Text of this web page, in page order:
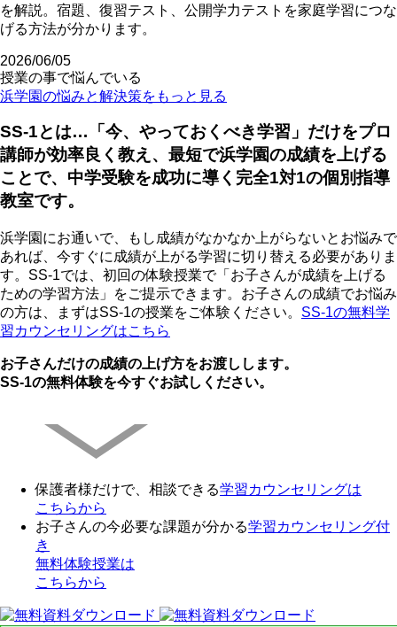
を解説。宿題、復習テスト、公開学力テストを家庭学習につな
げる方法が分かります。
2026/06/05
授業の事で悩んでいる
浜学園の悩みと解決策をもっと見る
SS-1とは…「今、やっておくべき学習」だけをプロ
講師が効率良く教え、最短で浜学園の成績を上げる
ことで、中学受験を成功に導く完全1対1の個別指導
教室です。
浜学園にお通いで、もし成績がなかなか上がらないとお悩みで
あれば、今すぐに成績が上がる学習に切り替える必要がありま
す。SS-1では、初回の体験授業で「お子さんが成績を上げる
ための学習方法」をご提示できます。お子さんの成績でお悩み
の方は、まずはSS-1の授業をご体験ください。 SS-1の無料学
習カウンセリングはこちら
お子さんだけの成績の上げ方をお渡しします。
SS-1の無料体験を今すぐお試しください。
保護者様だけで、相談できる学習カウンセリングは
こちらから
お子さんの今必要な課題が分かる学習カウンセリング付
き
無料体験授業は
こちらから